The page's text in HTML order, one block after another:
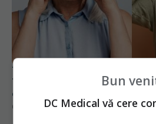
Tulburările de memorie,
Trifan: Fiecare dintre noi ne
aceste probleme. Problema
constante și progresive
09 feb 2023, 15:43
Bun
DC Medical vă cere